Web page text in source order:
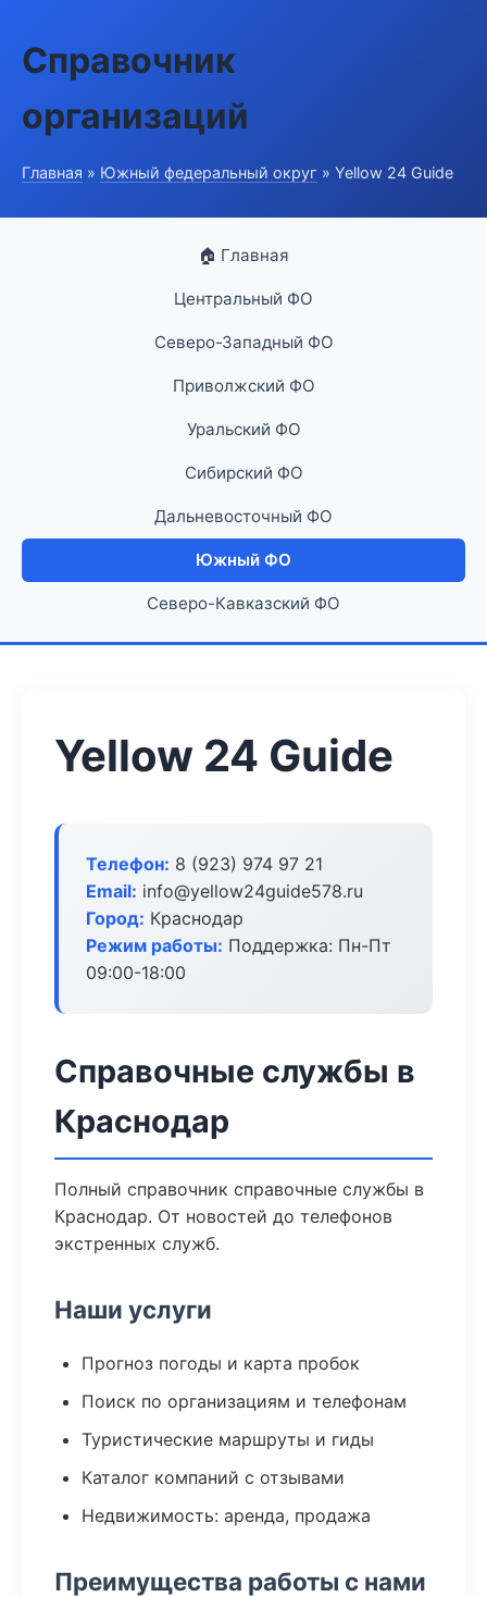
Справочник
организаций
Главная » Южный федеральный округ » Yellow 24 Guide
🏠 Главная
Центральный ФО
Северо-Западный ФО
Приволжский ФО
Уральский ФО
Сибирский ФО
Дальневосточный ФО
Южный ФО
Северо-Кавказский ФО
Yellow 24 Guide
Телефон: 8 (923) 974 97 21
Email: info@yellow24guide578.ru
Город: Краснодар
Режим работы: Поддержка: Пн-Пт
09:00-18:00
Справочные службы в
Краснодар
Полный справочник справочные службы в
Краснодар. От новостей до телефонов
экстренных служб.
Наши услуги
Прогноз погоды и карта пробок
Поиск по организациям и телефонам
Туристические маршруты и гиды
Каталог компаний с отзывами
Недвижимость: аренда, продажа
Преимущества работы с нами